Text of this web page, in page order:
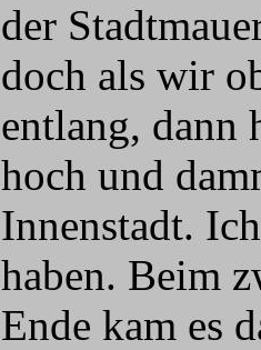
der
doch als wir
entlang, dann
hoch und
Innenstadt.
haben. Beim
Ende kam es